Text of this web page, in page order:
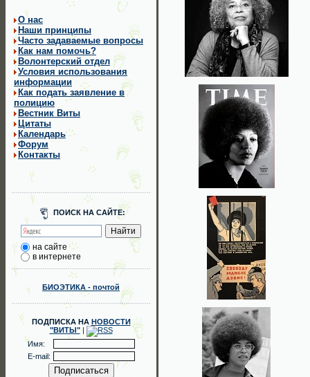
О нас
Наши принципы
Часто задаваемые вопросы
Как нам помочь?
Волонтерский отдел
Условия использования
информации
Как подать заявление в
полицию
Вестник Виты
Цитаты
Календарь
Форум
Контакты
ПОИСК НА САЙТЕ:
на сайте
в интернете
БИОЭТИКА - почтой
ПОДПИСКА НА НОВОСТИ
"ВИТЫ"|
Имя:
E-mail: